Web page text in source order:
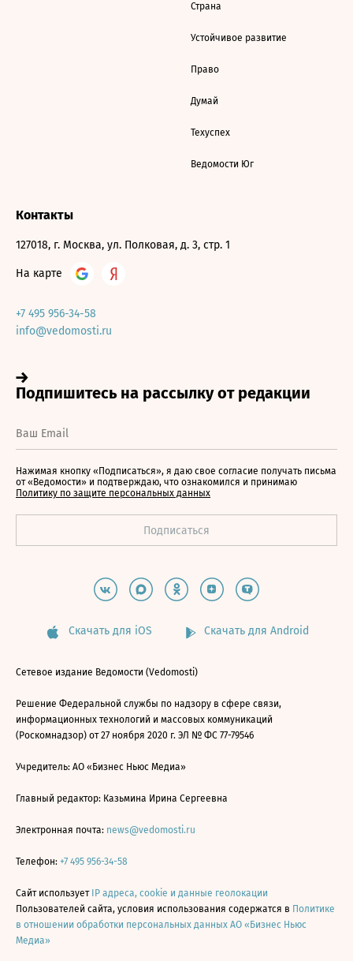
Страна
Устойчивое развитие
Право
Думай
Техуспех
Ведомости Юг
Контакты
127018, г. Москва, ул. Полковая, д. 3, стр. 1
На карте
+7 495 956-34-58
info@vedomosti.ru
Нажимая кнопку «Подписаться», я даю свое согласие получать письма
от «Ведомости» и подтверждаю, что ознакомился и принимаю
Политику по защите персональных данных
Скачать для iOS Скачать для Android
Сетевое издание Ведомости (Vedomosti)
Решение Федеральной службы по надзору в сфере связи,
информационных технологий и массовых коммуникаций
(Роскомнадзор) от 27 ноября 2020 г. ЭЛ № ФС 77-79546
Учредитель: АО «Бизнес Ньюс Медиа»
Главный редактор: Казьмина Ирина Сергеевна
Электронная почта: news@vedomosti.ru
Телефон: +7 495 956-34-58
Сайт использует IP адреса, cookie и данные геолокации
Пользователей сайта, условия использования содержатся в Политике
в отношении обработки персональных данных АО «Бизнес Ньюс
Медиа»